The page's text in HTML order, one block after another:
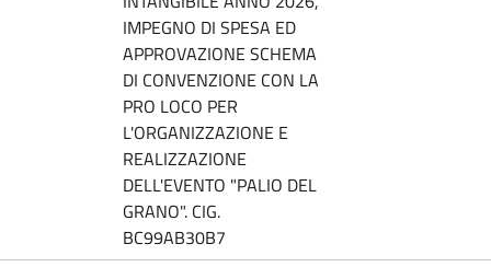
IMPEGNO DI SPESA ED
APPROVAZIONE SCHEMA
DI CONVENZIONE CON LA
PRO LOCO PER
L'ORGANIZZAZIONE E
REALIZZAZIONE
DELL'EVENTO "PALIO DEL
GRANO". CIG.
BC99AB30B7